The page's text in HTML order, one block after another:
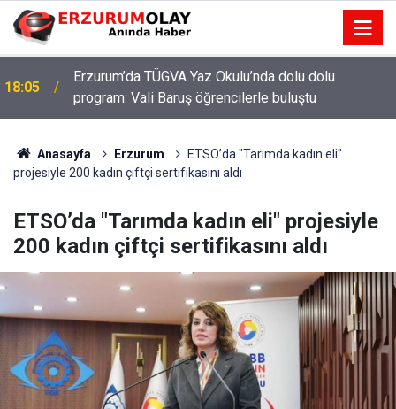
18:05
Erzurum’da TÜGVA Yaz Okulu’nda dolu dolu
program: Vali Baruş öğrencilerle buluştu
Anasayfa Erzurum
ETSO’da "Tarımda kadın eli"
projesiyle 200 kadın çiftçi sertifikasını aldı
ETSO’da "Tarımda kadın eli" projesiyle
200 kadın çiftçi sertifikasını aldı